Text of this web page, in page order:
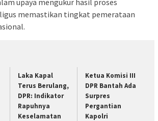
memastikan tingkat pemerataan
Laka Kapal
Terus Berulang,
DPR: Indikator
Rapuhnya
Keselamatan
Ketua Komisi III
DPR Bantah Ada
Surpres
Pergantian
Kapolri